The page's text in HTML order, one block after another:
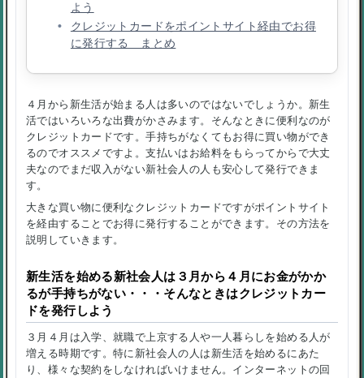
よう
クレジットカードをポイントサイト経由でお得
に発行する まとめ
４月から新生活が始まる人は多いのではないでしょうか。新生
活ではいろいろな出費がかさみます。そんなときに便利なのが
クレジットカードです。手持ちがなくてもお得に買い物ができ
るのでオススメですよ。支払いはお給料をもらってからで大丈
夫なのでまだ収入がない新社会人の人も安心して発行できま
す。
大きな買い物に便利なクレジットカードですがポイントサイト
を経由することでお得に発行することができます。その方法を
説明していきます。
新生活を始める新社会人は３月から４月にお金がかか
るが手持ちがない・・・そんなときはクレジットカー
ドを発行しよう
３月４月は入学、就職で上京する人や一人暮らしを始める人が
増える時期です。特に新社会人の人は新生活を始めるにあた
り、様々な契約をしなければいけません。インターネットの回